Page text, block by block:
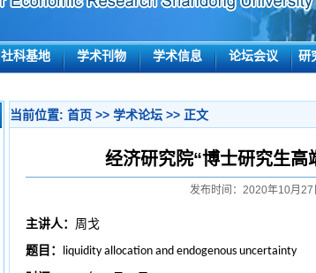
社科基地 学术刊物 学术信息 论坛会议 研
当前位置: 首页 >> 学术论坛 >> 正文
经济研究院“博士研究生高
发布时间：2020年10月
主讲人： 周戈
题目： liquidity allocation and endogenous uncertainty